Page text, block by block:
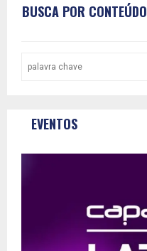
BUSCA POR CONTEÚDO
EVENTOS